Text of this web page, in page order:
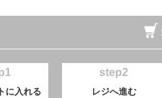
に入れる
step2
レジへ進む